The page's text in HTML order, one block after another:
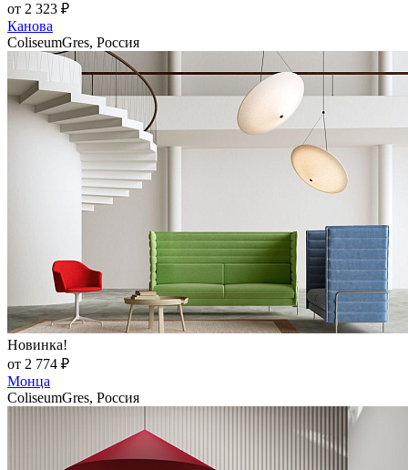
от 2 323 ₽
Канова
ColiseumGres, Россия
Новинка!
от 2 774 ₽
Монца
ColiseumGres, Россия